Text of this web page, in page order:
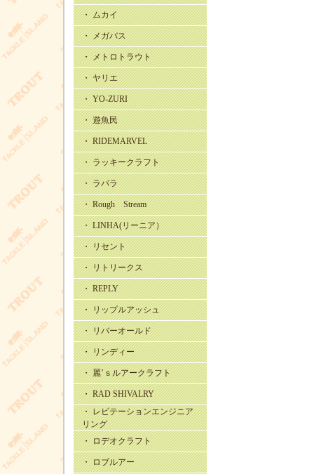
・ ムカイ
・ メガバス
・ メトロトラウト
・ ヤリエ
・ YO-ZURI
・ 遊魚民
・ RIDEMARVEL
・ ラッキークラフト
・ ラパラ
・ Rough Stream
・ LINHA(リーニア）
・ リセント
・ リトリークス
・ REPLY
・ リップルアッシュ
・ リバーオールド
・ リンディー
・ 麗’ｓルアークラフト
・ RAD SHIVALRY
・ レビテーションエンジニア
リング
・ ロデオクラフト
・ ロブルアー